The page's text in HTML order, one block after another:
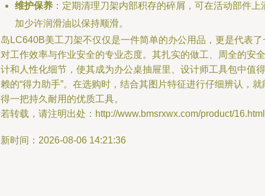
维护保养 ：定期清理刀架内部积存的碎屑，可在活动部件上
加少许润滑油以保持顺滑。
LC640B美工刀架不仅仅是一件简单的办公用品，更是代表了
工作效率与作业安全的专业态度。其扎实的做工、周全的安全
和人性化细节，使其成为办公桌抽屉里、设计师工具包中值得
的“得力助手”。在选购时，结合其图片特征进行仔细辨认，就
一把持久耐用的优质工具。
转载，请注明出处：http://www.bmsrxwx.com/product/16.html
时间：2026-08-06 14:21:36